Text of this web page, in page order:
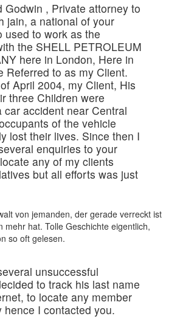
Godwin , Private attorney to
jain, a national of your
used to work as the
the SHELL PETROLEUM
here in London, Here in
Referred to as my Client.
April 2004, my Client, His
three Children were
car accident near Central
of the vehicle
lost their lives. Since then I
enquiries to your
any of my clients
but all efforts was just
von jemanden, der gerade verreckt ist
mehr hat. Tolle Geschichte eigentlich,
so oft gelesen.
unsuccessful
to track his last name
to locate any member
hence I contacted you.